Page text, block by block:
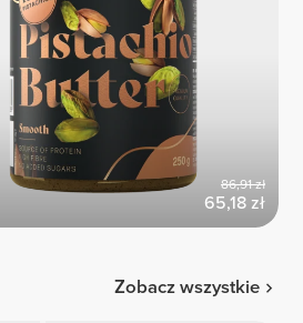
65,18 zł
86,91 zł
Zobacz wszystkie